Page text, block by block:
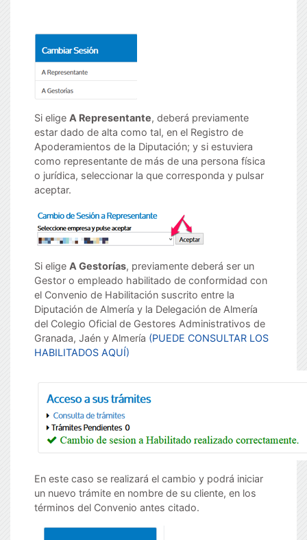
Si elige A Representante, deberá previamente
estar dado de alta como tal, en el Registro de
Apoderamientos de la Diputación; y si estuviera
como representante de más de una persona física
o jurídica, seleccionar la que corresponda y pulsar
aceptar.
Si elige A Gestorías, previamente deberá ser un
Gestor o empleado habilitado de conformidad con
el Convenio de Habilitación suscrito entre la
Diputación de Almería y la Delegación de Almería
del Colegio Oficial de Gestores Administrativos de
Granada, Jaén y Almería (PUEDE CONSULTAR LOS
HABILITADOS AQUÍ)
En este caso se realizará el cambio y podrá iniciar
un nuevo trámite en nombre de su cliente, en los
términos del Convenio antes citado.